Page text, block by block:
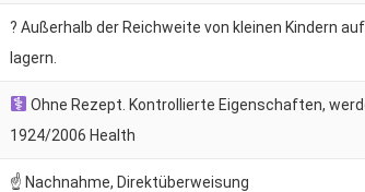
? Außerhalb der Reichweite von kleinen Kindern
lagern.
Ohne Rezept. Kontrollierte Eigenschaften,
1924/2006 Health
☝ Nachnahme, Direktüberweisung